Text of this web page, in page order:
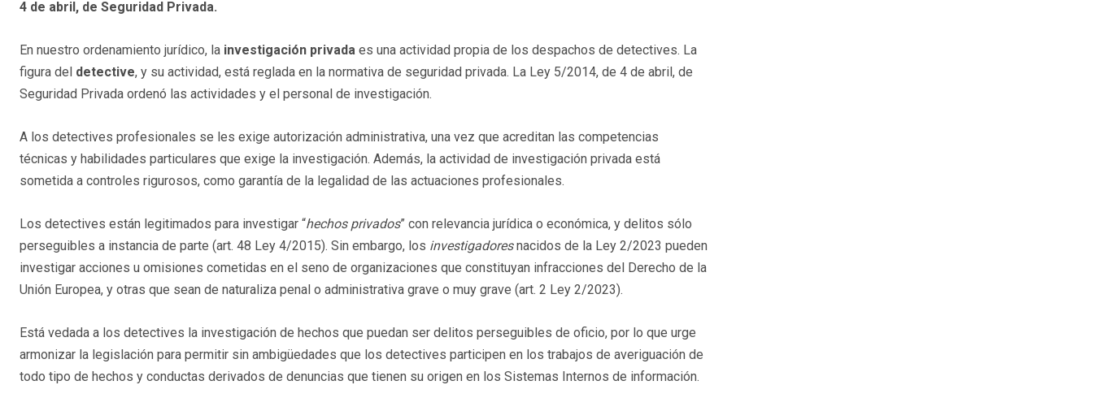
4 de abril, de Seguridad Privada.
En nuestro ordenamiento jurídico, la investigación privada es una actividad propia de los despachos de detectives. La
figura del detective, y su actividad, está reglada en la normativa de seguridad privada. La Ley 5/2014, de 4 de abril, de
Seguridad Privada ordenó las actividades y el personal de investigación.
A los detectives profesionales se les exige autorización administrativa, una vez que acreditan las competencias
técnicas y habilidades particulares que exige la investigación. Además, la actividad de investigación privada está
sometida a controles rigurosos, como garantía de la legalidad de las actuaciones profesionales.
Los detectives están legitimados para investigar “hechos privados” con relevancia jurídica o económica, y delitos sólo
perseguibles a instancia de parte (art. 48 Ley 4/2015). Sin embargo, los investigadoresnacidos de la Ley 2/2023 pueden
investigar acciones u omisiones cometidas en el seno de organizaciones que constituyan infracciones del Derecho de la
Unión Europea, y otras que sean de naturaliza penal o administrativa grave o muy grave (art. 2 Ley 2/2023).
Está vedada a los detectives la investigación de hechos que puedan ser delitos perseguibles de oficio, por lo que urge
armonizar la legislación para permitir sin ambigüedades que los detectives participen en los trabajos de averiguación de
todo tipo de hechos y conductas derivados de denuncias que tienen su origen en los Sistemas Internos de información.